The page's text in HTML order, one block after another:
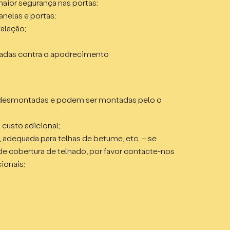
abrindo para fora;
fora;
vedado com borracha dupla
abrindo para fora;
fora;
segurança nas portas;
e portas;
contra o apodrecimento
e podem ser montadas pelo o
adicional;
para telhas de betume, etc. – se
cobertura de telhado, por favor contacte-nos